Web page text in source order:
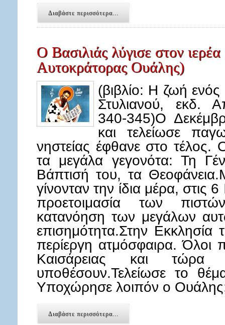
Διαβάστε περισσότερα...
Ο Βασιλιάς λύγισε στον
Αυτοκράτορας Ουάλης)
(βιβλίο: Η ζωή
Στυλιανού, εκδ.
340-345)Ο
και τελείωσε
νηστείας έφθανε στο τέλος.
τα μεγάλα γεγονότα: Τη
Βάπτισή του, τα
γίνονταν την ίδια μέρα, στις
προετοιμασία των
κατανόηση των μεγάλων
επισημότητα.Στην Εκκλησία
περίεργη ατμόσφαιρα. Όλοι
Καισάρειας και
υποθέσουν.Τελείωσε το
Υποχώρησε λοιπόν ο
Διαβάστε περισσότερα...